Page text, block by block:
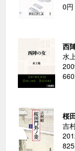
0円
西
水
660
桜
吉
825